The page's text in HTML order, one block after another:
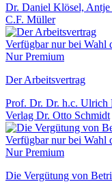
Dr. Daniel Klösel,
C.F. Müller
Verfügbar nur bei Wahl
Nur Premium
Der Arbeitsvertrag
Prof. Dr. Dr. h.c. Ulrich
Verlag Dr. Otto Schmidt
Verfügbar nur bei Wahl
Nur Premium
Die Vergütung von